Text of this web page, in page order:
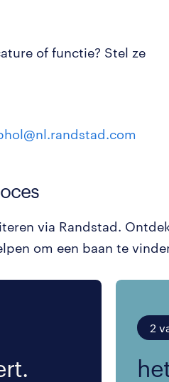
of functie? Stel ze
via Randstad.
om een baan te
2